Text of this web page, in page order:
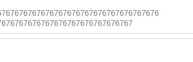
767676767676767676767676767676
676767676767676767676767